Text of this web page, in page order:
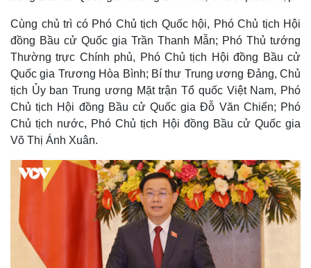
Cùng chủ trì có Phó Chủ tịch Quốc hội, Phó Chủ tịch Hội
đồng Bầu cử Quốc gia Trần Thanh Mẫn; Phó Thủ tướng
Thường trực Chính phủ, Phó Chủ tịch Hội đồng Bầu cử
Quốc gia Trương Hòa Bình; Bí thư Trung ương Đảng, Chủ
tịch Ủy ban Trung ương Mặt trận Tổ quốc Việt Nam, Phó
Chủ tịch Hội đồng Bầu cử Quốc gia Đỗ Văn Chiến; Phó
Chủ tịch nước, Phó Chủ tịch Hội đồng Bầu cử Quốc gia
Võ Thị Ánh Xuân.